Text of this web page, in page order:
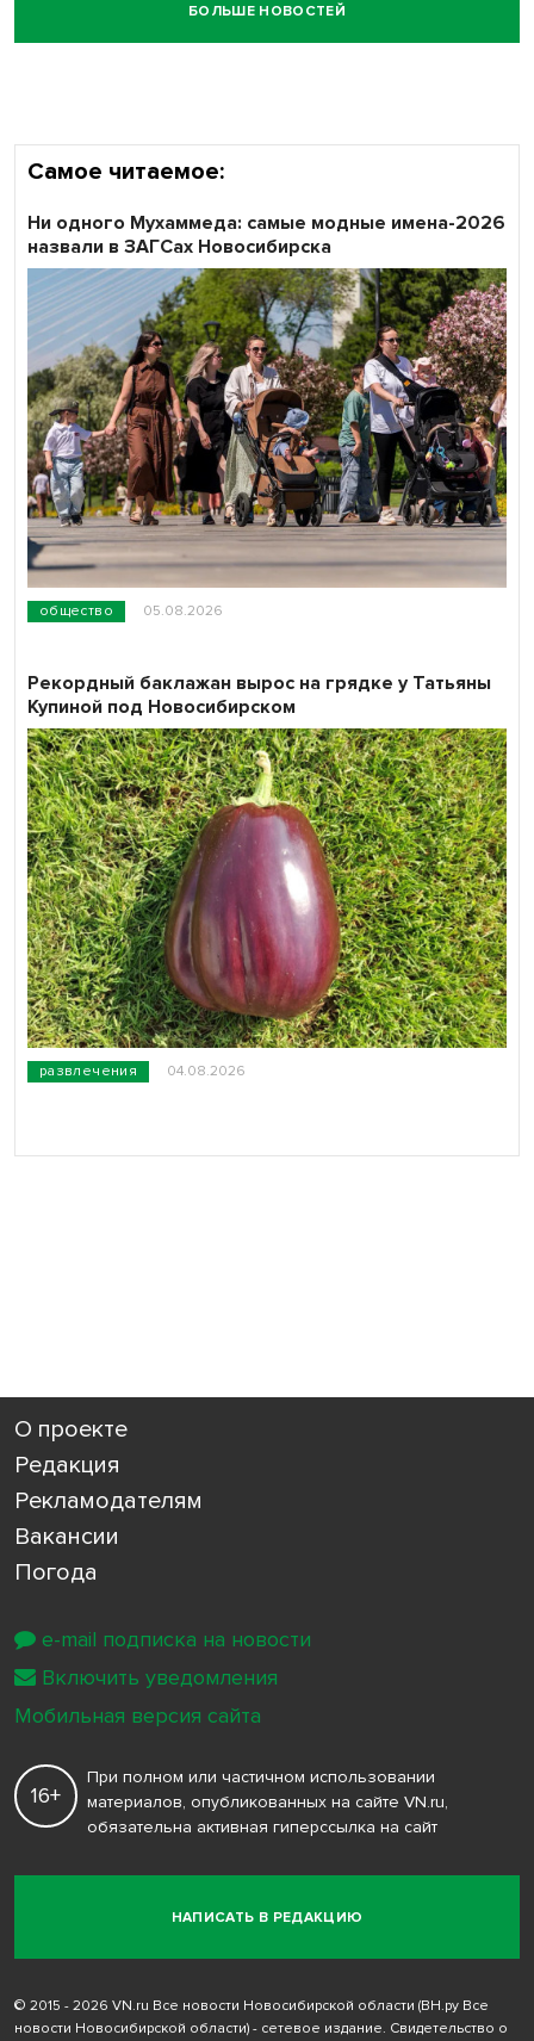
БОЛЬШЕ НОВОСТЕЙ
Самое читаемое:
общество 05.08.2026
Ни одного Мухаммеда: самые модные имена-2026
назвали в ЗАГСах Новосибирска
развлечения 04.08.2026
Рекордный баклажан вырос на грядке у Татьяны
Купиной под Новосибирском
О проекте
Редакция
Рекламодателям
Вакансии
Погода
НАПИСАТЬ В РЕДАКЦИЮ
16+
При полном или частичном использовании
материалов, опубликованных на сайте VN.ru,
обязательна активная гиперссылка на сайт
© 2015 - 2026 VN.ru Все новости Новосибирской области (ВН.ру Все
новости Новосибирской области) - сетевое издание. Свидетельство о
e-mail подписка на новости
Включить уведомления
Мобильная версия сайта